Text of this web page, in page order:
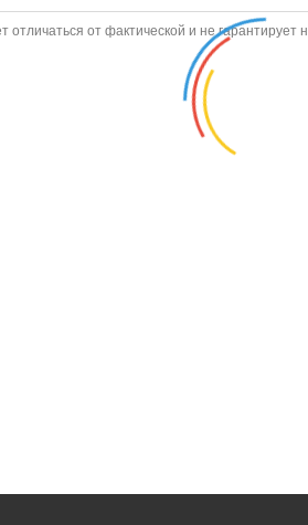
от фактической и не гарантирует